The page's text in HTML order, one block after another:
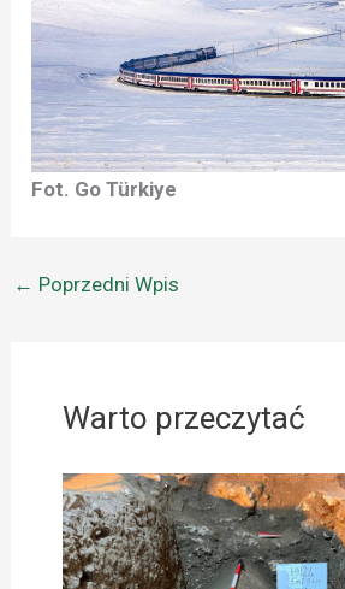
Fot. Go Türkiye
← Poprzedni Wpis
Warto przeczytać